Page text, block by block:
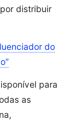
distribuir
do
para
as